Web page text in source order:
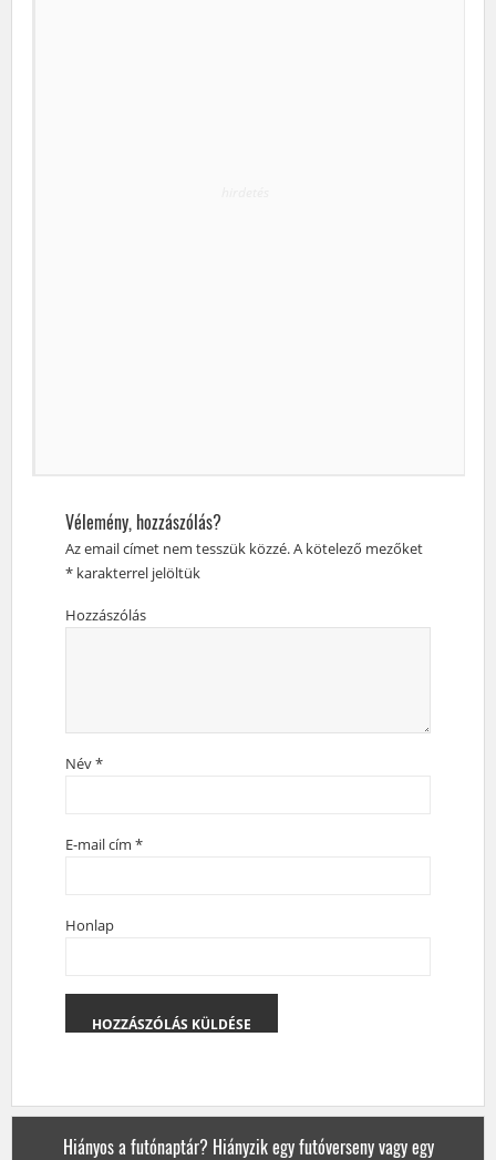
Vélemény, hozzászólás?
Az email címet nem tesszük közzé.A kötelező mezőket
*karakterrel jelöltük
Hozzászólás
Név*
E-mail cím *
Honlap
Hiányos a futónaptár? Hiányzik egy futóverseny vagy egy